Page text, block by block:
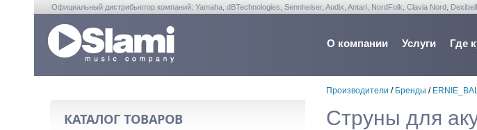
Официальный дистрибьютор компаний: Yamaha, dBTechnologies, Sennheiser, Audix, Antari, NordFolk, Clavia Nord,
О компании Услуги Где
КАТАЛОГ ТОВАРОВ
Производители / Бренды /
Струны для